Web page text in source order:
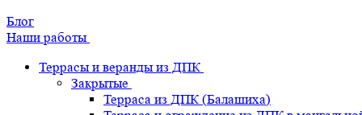
Блог
Наши работы
Террасы и веранды из ДПК
Закрытые
Терраса из ДПК (Балашиха)